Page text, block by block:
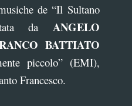
de “Il Sultano
da ANGELO
BATTIATO
piccolo” (EMI),
Francesco.